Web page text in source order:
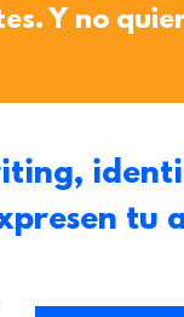
Y no
tu